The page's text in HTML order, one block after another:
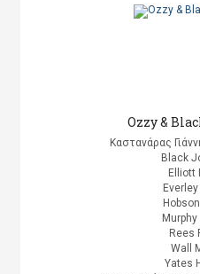
Ozzy &
Καστανάρας
Black
Elliott
Rees
Wall
Yates